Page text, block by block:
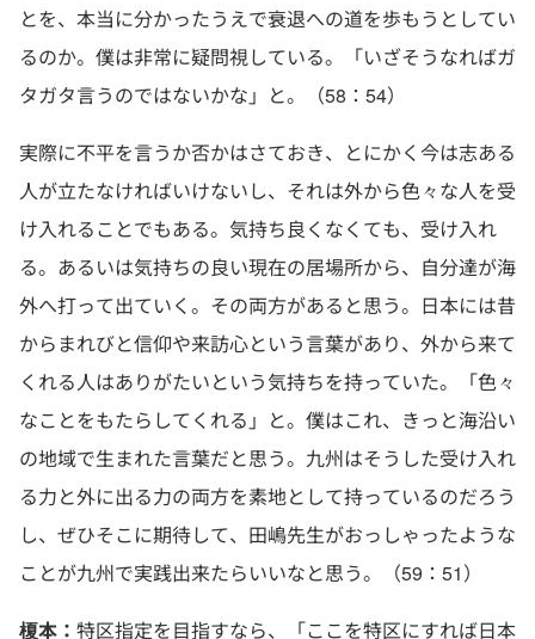
とを、本当に分かったうえで衰退への道を歩もうとしてい
るのか。僕は非常に疑問視している。「いざそうなればガ
タガタ言うのではないかな」と。（58：54）
実際に不平を言うか否かはさておき、とにかく今は志ある
人が立たなければいけないし、それは外から色々な人を受
け入れることでもある。気持ち良くなくても、受け入れ
る。あるいは気持ちの良い現在の居場所から、自分達が海
外へ打って出ていく。その両方があると思う。日本には昔
からまれびと信仰や来訪心という言葉があり、外から来て
くれる人はありがたいという気持ちを持っていた。「色々
なことをもたらしてくれる」と。僕はこれ、きっと海沿い
の地域で生まれた言葉だと思う。九州はそうした受け入れ
る力と外に出る力の両方を素地として持っているのだろう
し、ぜひそこに期待して、田嶋先生がおっしゃったような
ことが九州で実践出来たらいいなと思う。（59：51）
榎本： 特区指定を目指すなら、「ここを特区にすれば日本